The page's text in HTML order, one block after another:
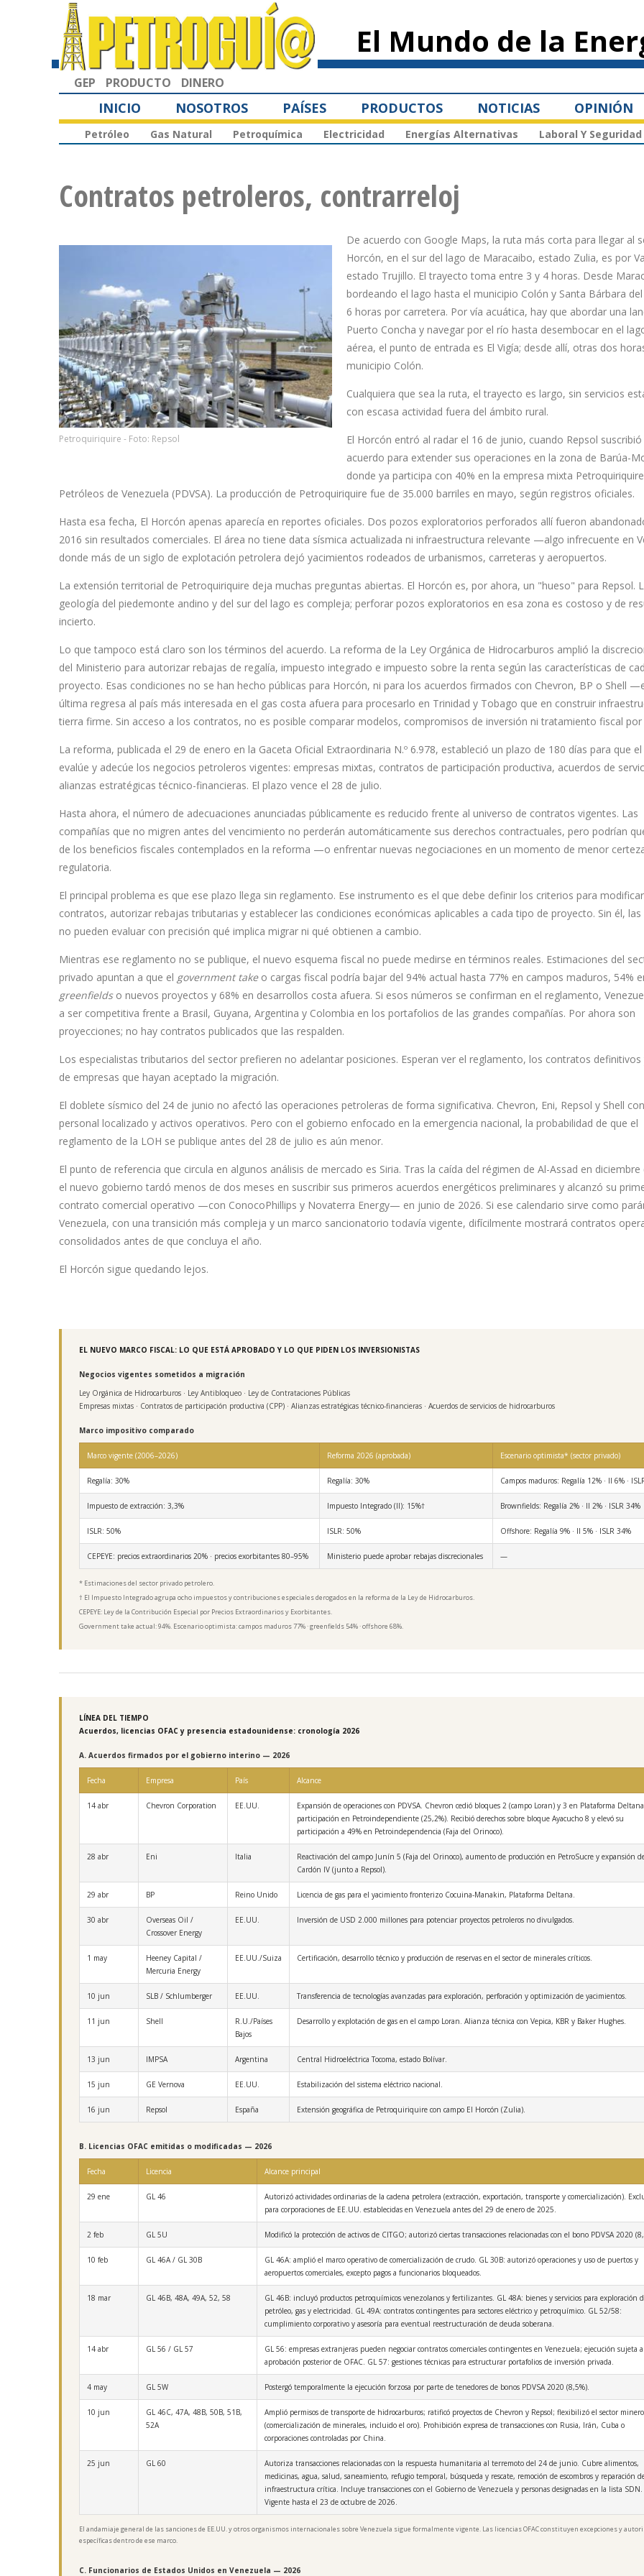
principal
El Mundo de la
GEP PRODUCTO DINERO
INICIO NOSOTROS PAÍSES PRODUCTOS NOTICIAS OPINIÓN
Petróleo Gas Natural Petroquímica Electricidad Energías Alternativas Laboral Y Seguridad
Contratos petroleros, contrarreloj
Petroquiriquire - Foto: Repsol
De acuerdo con Google Maps, la ruta más corta para llegar al
Horcón, en el sur del lago de Maracaibo, estado Zulia, es por
estado Trujillo. El trayecto toma entre 3 y 4 horas. Desde
bordeando el lago hasta el municipio Colón y Santa Bárbara
6 horas por carretera. Por vía acuática, hay que abordar una
Puerto Concha y navegar por el río hasta desembocar en el
aérea, el punto de entrada es El Vigía; desde allí, otras dos
municipio Colón.
Cualquiera que sea la ruta, el trayecto es largo, sin servicios
con escasa actividad fuera del ámbito rural.
El Horcón entró al radar el 16 de junio, cuando Repsol suscribió
acuerdo para extender sus operaciones en la zona de Barúa-
donde ya participa con 40% en la empresa mixta
Petróleos de Venezuela (PDVSA). La producción de Petroquiriquire fue de 35.000 barriles en mayo, según registros oficiales.
Hasta esa fecha, El Horcón apenas aparecía en reportes oficiales. Dos pozos exploratorios perforados allí fueron
2016 sin resultados comerciales. El área no tiene data sísmica actualizada ni infraestructura relevante —algo infrecuente en
donde más de un siglo de explotación petrolera dejó yacimientos rodeados de urbanismos, carreteras y aeropuertos.
La extensión territorial de Petroquiriquire deja muchas preguntas abiertas. El Horcón es, por ahora, un "hueso" para Repsol.
geología del piedemonte andino y del sur del lago es compleja; perforar pozos exploratorios en esa zona es costoso y de
incierto.
Lo que tampoco está claro son los términos del acuerdo. La reforma de la Ley Orgánica de Hidrocarburos amplió la
del Ministerio para autorizar rebajas de regalía, impuesto integrado e impuesto sobre la renta según las características de
proyecto. Esas condiciones no se han hecho públicas para Horcón, ni para los acuerdos firmados con Chevron, BP o Shell
última regresa al país más interesada en el gas costa afuera para procesarlo en Trinidad y Tobago que en construir
tierra firme. Sin acceso a los contratos, no es posible comparar modelos, compromisos de inversión ni tratamiento fiscal
La reforma, publicada el 29 de enero en la Gaceta Oficial Extraordinaria N.º 6.978, estableció un plazo de 180 días para que
evalúe y adecúe los negocios petroleros vigentes: empresas mixtas, contratos de participación productiva, acuerdos de
alianzas estratégicas técnico-financieras. El plazo vence el 28 de julio.
Hasta ahora, el número de adecuaciones anunciadas públicamente es reducido frente al universo de contratos vigentes. Las
compañías que no migren antes del vencimiento no perderán automáticamente sus derechos contractuales, pero podrían
de los beneficios fiscales contemplados en la reforma —o enfrentar nuevas negociaciones en un momento de menor
regulatoria.
El principal problema es que ese plazo llega sin reglamento. Ese instrumento es el que debe definir los criterios para modificar
contratos, autorizar rebajas tributarias y establecer las condiciones económicas aplicables a cada tipo de proyecto. Sin él, las
no pueden evaluar con precisión qué implica migrar ni qué obtienen a cambio.
Mientras ese reglamento no se publique, el nuevo esquema fiscal no puede medirse en términos reales. Estimaciones del
privado apuntan a que el government takeo cargas fiscal podría bajar del 94% actual hasta 77% en campos maduros, 54%
greenfields o nuevos proyectos y 68% en desarrollos costa afuera. Si esos números se confirman en el reglamento,
a ser competitiva frente a Brasil, Guyana, Argentina y Colombia en los portafolios de las grandes compañías. Por ahora son
proyecciones; no hay contratos publicados que las respalden.
Los especialistas tributarios del sector prefieren no adelantar posiciones. Esperan ver el reglamento, los contratos definitivos
de empresas que hayan aceptado la migración.
El doblete sísmico del 24 de junio no afectó las operaciones petroleras de forma significativa. Chevron, Eni, Repsol y Shell
personal localizado y activos operativos. Pero con el gobierno enfocado en la emergencia nacional, la probabilidad de que el
reglamento de la LOH se publique antes del 28 de julio es aún menor.
El punto de referencia que circula en algunos análisis de mercado es Siria. Tras la caída del régimen de Al-Assad en diciembre
el nuevo gobierno tardó menos de dos meses en suscribir sus primeros acuerdos energéticos preliminares y alcanzó su
contrato comercial operativo —con ConocoPhillips y Novaterra Energy— en junio de 2026. Si ese calendario sirve como
Venezuela, con una transición más compleja y un marco sancionatorio todavía vigente, difícilmente mostrará contratos
consolidados antes de que concluya el año.
El Horcón sigue quedando lejos.
EL NUEVO MARCO FISCAL: LO QUE ESTÁ APROBADO Y LO QUE PIDEN LOS INVERSIONISTAS
Negocios vigentes sometidos a migración
Ley Orgánica de Hidrocarburos · Ley Antibloqueo · Ley de Contrataciones Públicas
Empresas mixtas · Contratos de participación productiva (CPP) · Alianzas estratégicas técnico-financieras · Acuerdos de servicios de hidrocarburos
Marco impositivo comparado
Marco vigente (2006–2026) Reforma 2026 (aprobada) Escenario optimista* (sector privado)
Regalía: 30% Regalía: 30% Campos maduros: Regalía 12% · II 6% ·
Impuesto de extracción: 3,3% Impuesto Integrado (II): 15%† Brownfields: Regalía 2% · II 2% · ISLR 34%
ISLR: 50% ISLR: 50% Offshore: Regalía 9% · II 5% · ISLR 34%
CEPEYE: precios extraordinarios 20% · precios exorbitantes 80–95% Ministerio puede aprobar rebajas discrecionales —
* Estimaciones del sector privado petrolero.
† El Impuesto Integrado agrupa ocho impuestos y contribuciones especiales derogados en la reforma de la Ley de Hidrocarburos.
CEPEYE: Ley de la Contribución Especial por Precios Extraordinarios y Exorbitantes.
Government take actual: 94%. Escenario optimista: campos maduros 77% · greenfields 54% · offshore 68%.
LÍNEA DEL TIEMPO
Acuerdos, licencias OFAC y presencia estadounidense: cronología 2026
A. Acuerdos firmados por el gobierno interino — 2026
Fecha Empresa País Alcance
14 abr Chevron Corporation EE.UU.
Expansión de operaciones con PDVSA. Chevron cedió bloques 2 (campo Loran) y 3 en Plataforma
participación en Petroindependiente (25,2%). Recibió derechos sobre bloque Ayacucho 8 y elevó su
participación a 49% en Petroindependencia (Faja del Orinoco).
28 abr Eni Italia
Reactivación del campo Junín 5 (Faja del Orinoco), aumento de producción en PetroSucre y expansión
Cardón IV (junto a Repsol).
29 abr BP Reino Unido Licencia de gas para el yacimiento fronterizo Cocuina-Manakin, Plataforma Deltana.
30 abr
Overseas Oil /
Crossover Energy
EE.UU. Inversión de USD 2.000 millones para potenciar proyectos petroleros no divulgados.
1 may
Heeney Capital /
Mercuria Energy
EE.UU./Suiza Certificación, desarrollo técnico y producción de reservas en el sector de minerales críticos.
10 jun SLB / Schlumberger EE.UU. Transferencia de tecnologías avanzadas para exploración, perforación y optimización de yacimientos.
11 jun Shell
R.U./Países
Bajos
Desarrollo y explotación de gas en el campo Loran. Alianza técnica con Vepica, KBR y Baker Hughes.
13 jun IMPSA Argentina Central Hidroeléctrica Tocoma, estado Bolívar.
15 jun GE Vernova EE.UU. Estabilización del sistema eléctrico nacional.
16 jun Repsol España Extensión geográfica de Petroquiriquire con campo El Horcón (Zulia).
B. Licencias OFAC emitidas o modificadas — 2026
Fecha Licencia Alcance principal
29 ene GL 46
Autorizó actividades ordinarias de la cadena petrolera (extracción, exportación, transporte y comercialización).
para corporaciones de EE.UU. establecidas en Venezuela antes del 29 de enero de 2025.
2 feb GL 5U Modificó la protección de activos de CITGO; autorizó ciertas transacciones relacionadas con el bono PDVSA 2020
10 feb GL 46A / GL 30B
GL 46A: amplió el marco operativo de comercialización de crudo. GL 30B: autorizó operaciones y uso de puertos y
aeropuertos comerciales, excepto pagos a funcionarios bloqueados.
18 mar GL 46B, 48A, 49A, 52, 58
GL 46B: incluyó productos petroquímicos venezolanos y fertilizantes. GL 48A: bienes y servicios para exploración
petróleo, gas y electricidad. GL 49A: contratos contingentes para sectores eléctrico y petroquímico. GL 52/58:
cumplimiento corporativo y asesoría para eventual reestructuración de deuda soberana.
14 abr GL 56 / GL 57
GL 56: empresas extranjeras pueden negociar contratos comerciales contingentes en Venezuela; ejecución sujeta a
aprobación posterior de OFAC. GL 57: gestiones técnicas para estructurar portafolios de inversión privada.
4 may GL 5W Postergó temporalmente la ejecución forzosa por parte de tenedores de bonos PDVSA 2020 (8,5%).
10 jun
GL 46C, 47A, 48B, 50B, 51B,
52A
Amplió permisos de transporte de hidrocarburos; ratificó proyectos de Chevron y Repsol; flexibilizó el sector minero
(comercialización de minerales, incluido el oro). Prohibición expresa de transacciones con Rusia, Irán, Cuba o
corporaciones controladas por China.
25 jun GL 60
Autoriza transacciones relacionadas con la respuesta humanitaria al terremoto del 24 de junio. Cubre alimentos,
medicinas, agua, salud, saneamiento, refugio temporal, búsqueda y rescate, remoción de escombros y reparación
infraestructura crítica. Incluye transacciones con el Gobierno de Venezuela y personas designadas en la lista SDN.
Vigente hasta el 23 de octubre de 2026.
El andamiaje general de las sanciones de EE.UU. y otros organismos internacionales sobre Venezuela sigue formalmente vigente. Las licencias OFAC constituyen excepciones y
específicas dentro de ese marco.
C. Funcionarios de Estados Unidos en Venezuela — 2026